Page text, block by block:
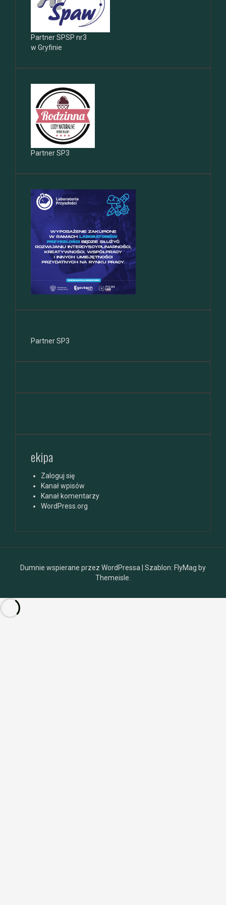
Partner SPSP nr3
w Gryfinie
Partner SP3
Partner SP3
ekipa
Zaloguj się
Kanał wpisów
Kanał komentarzy
WordPress.org
Dumnie wspierane przez WordPressa Szablon: FlyMag by
Themeisle.